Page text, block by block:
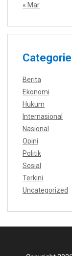
« Mar
Berita
Ekonomi
Hukum
Internasional
Nasional
Opini
Politik
Sosial
Terkini
Uncategorized